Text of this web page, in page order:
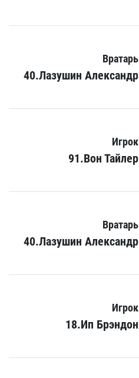
Вратарь
40.Лазушин Александр
Игрок
91.Вон Тайлер
Вратарь
40.Лазушин Александр
Игрок
18.Ип Брэндон